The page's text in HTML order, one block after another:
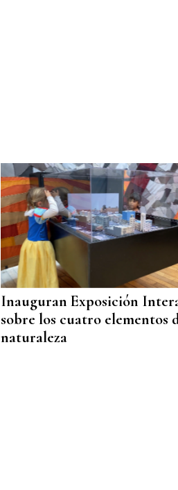
Inauguran Exposición
sobre los cuatro elementos
naturaleza